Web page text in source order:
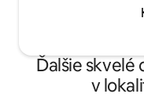
Ďalšie
v